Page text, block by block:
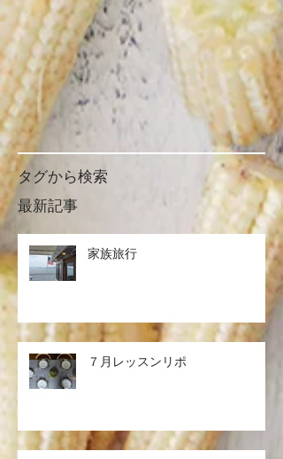
タグから検索
最新記事
家族旅行
７月レッスンリポ